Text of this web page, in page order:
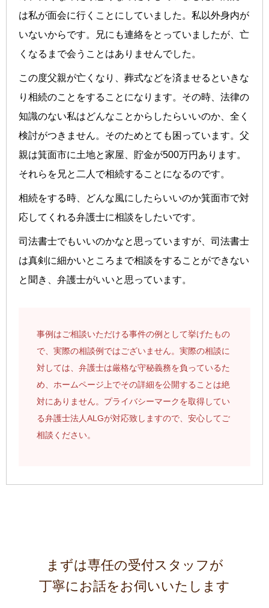
は私が面会に行くことにしていました。私以外身内が
いないからです。兄にも連絡をとっていましたが、亡
くなるまで会うことはありませんでした。
この度父親が亡くなり、葬式などを済ませるといきな
り相続のことをすることになります。その時、法律の
知識のない私はどんなことからしたらいいのか、全く
検討がつきません。そのためとても困っています。父
親は箕面市に土地と家屋、貯金が500万円あります。
それらを兄と二人で相続することになるのです。
相続をする時、どんな風にしたらいいのか箕面市で対
応してくれる弁護士に相談をしたいです。
司法書士でもいいのかなと思っていますが、司法書士
は真剣に細かいところまで相談をすることができない
と聞き、弁護士がいいと思っています。
事例はご相談いただける事件の例として挙げたもの
で、実際の相談例ではございません。実際の相談に
対しては、弁護士は厳格な守秘義務を負っているた
め、ホームページ上でその詳細を公開することは絶
対にありません。プライバシーマークを取得してい
る弁護士法人ALGが対応致しますので、安心してご
相談ください。
まずは専任の受付スタッフが
丁寧にお話をお伺いいたします